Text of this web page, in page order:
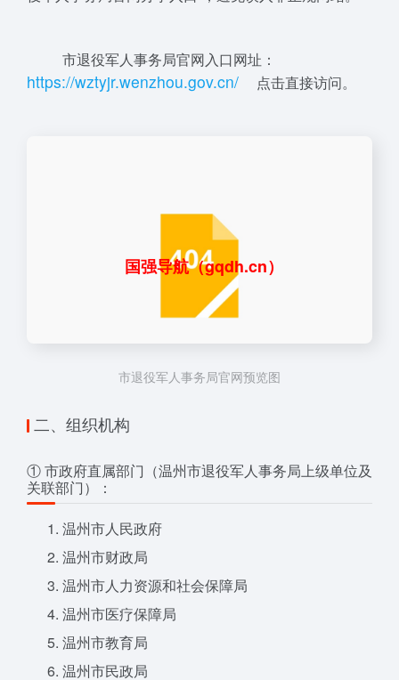
市退役军人事务局官网入口网址：
https://wztyjr.wenzhou.gov.cn/ 点击直接访问。
国强导航（gqdh.cn）
市退役军人事务局官网预览图
二、组织机构
① 市政府直属部门（温州市退役军人事务局上级单位及
关联部门）：
温州市人民政府
温州市财政局
温州市人力资源和社会保障局
温州市医疗保障局
温州市教育局
温州市民政局